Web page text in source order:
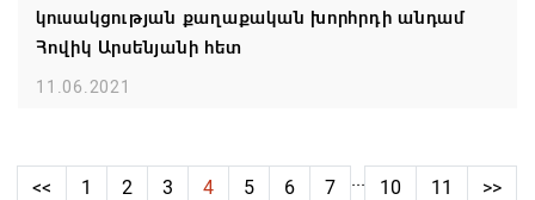
կուսակցության քաղաքական խորհրդի անդամ
Հովիկ Արսենյանի հետ
11.06.2021
<< 1 2 3 4 5 6 7 ... 10 11 >>